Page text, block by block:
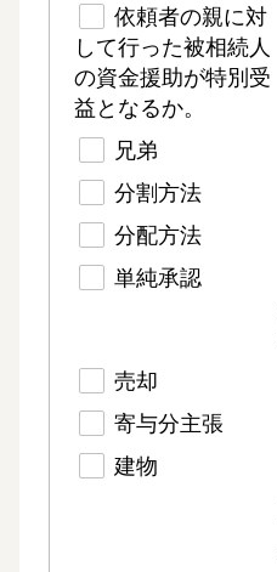
依頼者の親に対
して行った被相続人
の資金援助が特別受
益となるか。
兄弟
分割方法
分配方法
単純承認
売却
寄与分主張
建物